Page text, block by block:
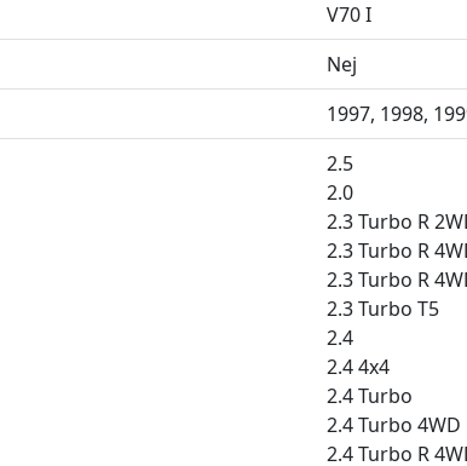
V70 I
Nej
1997, 1998,
2.5
2.0
2.3 Turbo R
2.3 Turbo R
2.3 Turbo R
2.3 Turbo T5
2.4
2.4 4x4
2.4 Turbo
2.4 Turbo 4WD
2.4 Turbo R